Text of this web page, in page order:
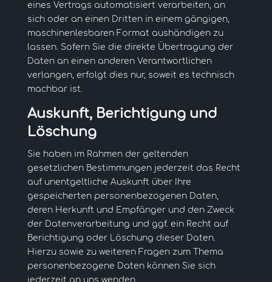
eines Vertrags automatisiert verarbeiten, an
sich oder an einen Dritten in einem gängigen,
maschinenlesbaren Format aushändigen zu
lassen. Sofern Sie die direkte Übertragung der
Daten an einen anderen Verantwortlichen
verlangen, erfolgt dies nur, soweit es technisch
machbar ist.
Auskunft, Berichtigung und
Löschung
Sie haben im Rahmen der geltenden
gesetzlichen Bestimmungen jederzeit das Recht
auf unentgeltliche Auskunft über Ihre
gespeicherten personenbezogenen Daten,
deren Herkunft und Empfänger und den Zweck
der Datenverarbeitung und ggf. ein Recht auf
Berichtigung oder Löschung dieser Daten.
Hierzu sowie zu weiteren Fragen zum Thema
personenbezogene Daten können Sie sich
jederzeit an uns wenden.